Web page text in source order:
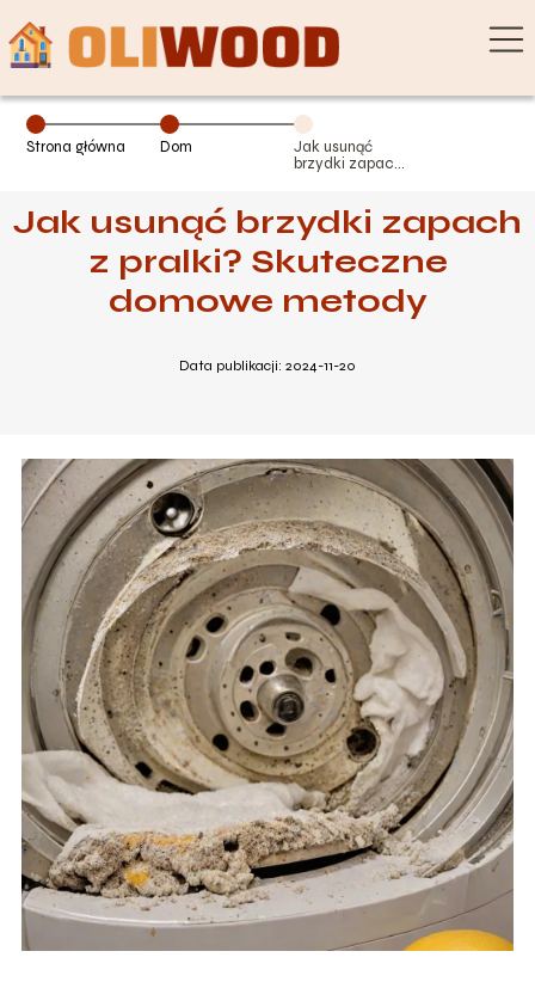
Strona główna Dom
Jak usunąć
brzydki zapach
domowe
metody
Jak usunąć brzydki zapach
z pralki? Skuteczne
domowe metody
Data publikacji: 2024-11-20